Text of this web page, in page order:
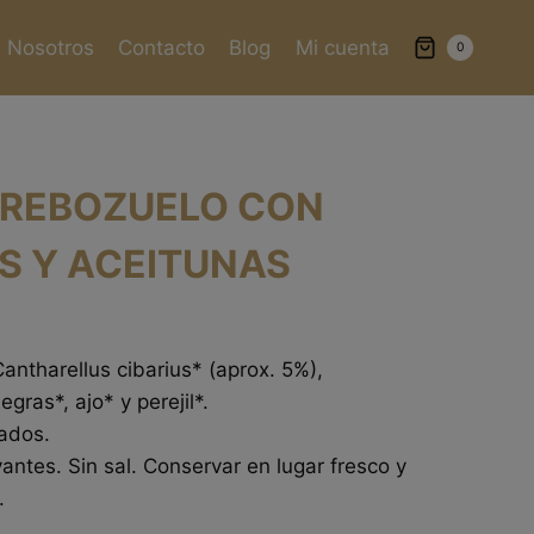
Nosotros Contacto Blog Mi cuenta 0
CON
Y ACEITUNAS
cibarius* (aprox. 5%),
ajo* y perejil*.
Sin sal. Conservar en lugar fresco y